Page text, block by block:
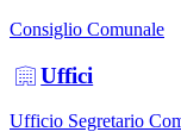
Consiglio Comunale
Uffici
Ufficio Segretario